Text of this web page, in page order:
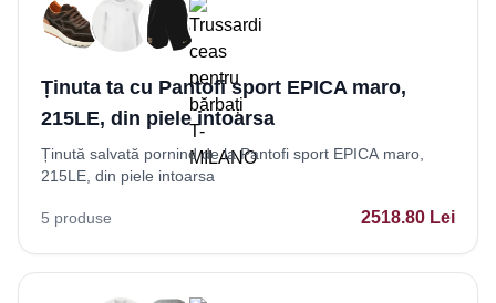
Ținuta ta cu Pantofi sport EPICA maro,
215LE, din piele intoarsa
Ținută salvată pornind de la Pantofi sport EPICA maro,
215LE, din piele intoarsa
5 produse 2518.80 Lei